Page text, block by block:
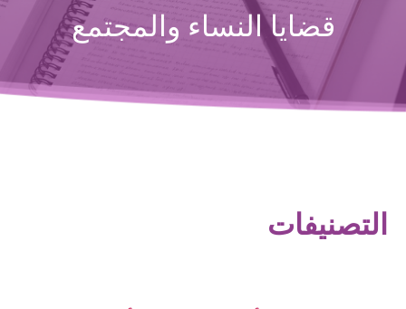
قضايا النساء والمجتمع
التصنيفات